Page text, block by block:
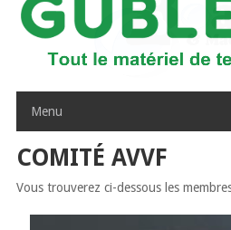
Menu
COMITÉ AVVF
Vous trouverez ci-dessous les